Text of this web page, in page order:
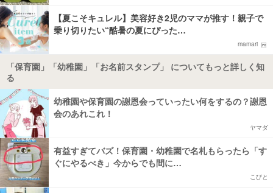
【夏こそキュレル】美容好き2児のママが推す！親子で
乗り切りたい“酷暑の夏にぴった…
mamari
「保育園」「幼稚園」「お名前スタンプ」 についてもっと詳しく知
る
幼稚園や保育園の謝恩会っていったい何をするの？謝恩
会のあれこれ！
ヤマダ
有益すぎてバズ！保育園・幼稚園で名札もらったら「す
ぐにやるべき」今からでも間に…
こびと